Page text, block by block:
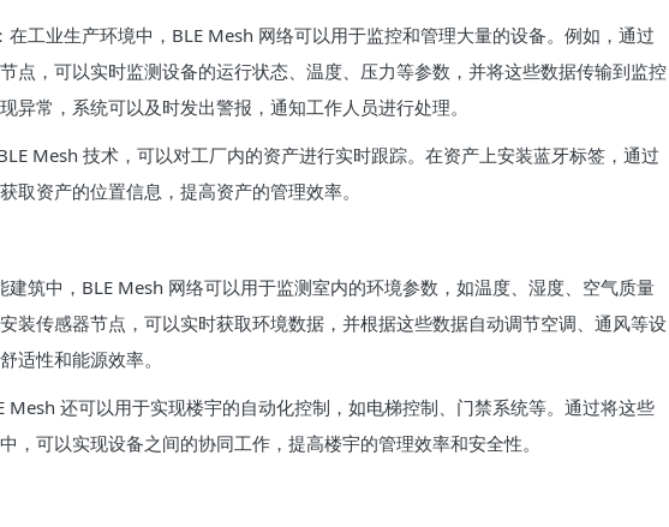
：在工业生产环境中，BLE Mesh 网络可以用于监控和管理大量的设备。例如，通过
点，可以实时监测设备的运行状态、温度、压力等参数，并将这些数据传输到监控
异常，系统可以及时发出警报，通知工作人员进行处理。
Mesh 技术，可以对工厂内的资产进行实时跟踪。在资产上安装蓝牙标签，通过
取资产的位置信息，提高资产的管理效率。
建筑中，BLE Mesh 网络可以用于监测室内的环境参数，如温度、湿度、空气质量
装传感器节点，可以实时获取环境数据，并根据这些数据自动调节空调、通风等设
适性和能源效率。
Mesh 还可以用于实现楼宇的自动化控制，如电梯控制、门禁系统等。通过将这些
，可以实现设备之间的协同工作，提高楼宇的管理效率和安全性。